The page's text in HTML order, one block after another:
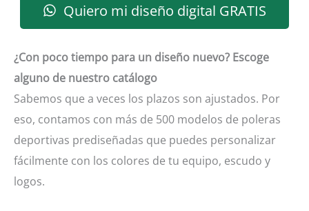
Quiero mi diseño digital GRATIS
¿Con poco tiempo para un diseño nuevo? Escoge
alguno de nuestro catálogo
Sabemos que a veces los plazos son ajustados. Por
eso, contamos con más de 500 modelos de poleras
deportivas prediseñadas que puedes personalizar
fácilmente con los colores de tu equipo, escudo y
logos.